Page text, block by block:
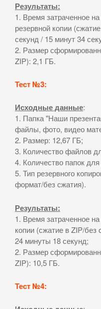
Результаты:
1. Время затраченное
резервной копии
секунд / 15 минут 34
2. Размер
ZIP): 2,1 ГБ.
Тест №3:
Исходные данные:
1. Папка "Наши
файлы, фото, видео
2. Размер: 12,67 ГБ;
3. Количество файлов
4. Количество папок
5. Тип резервного
формат/без сжатия).
Результаты:
1. Время затраченное
копии (сжатие в ZIP/без
24 минуты 18 секунд;
2. Размер
ZIP): 10,5 ГБ.
Тест №4: